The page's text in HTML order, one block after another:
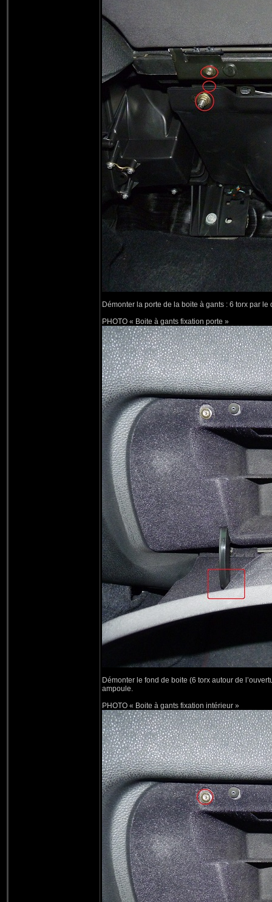
Démonter la porte de la boite à gants : 6 torx par
PHOTO « Boite à gants fixation porte »
Démonter le fond de boite (6 torx autour de
ampoule.
PHOTO « Boite à gants fixation intérieur »